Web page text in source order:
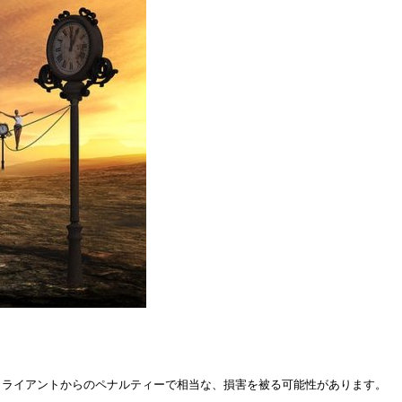
アントからのペナルティーで相当な、損害を被る可能性があります。